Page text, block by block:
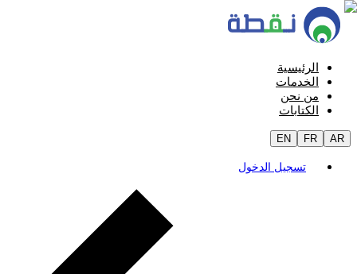
الرئيسية
الخدمات
من نحن
الكتابات
EN FR AR
تسجيل الدخول